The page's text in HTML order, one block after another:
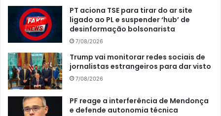
PT aciona TSE para tirar do ar site
ligado ao PL e suspender ‘hub’ de
desinformação bolsonarista
7/08/2026
Trump vai monitorar redes sociais de
jornalistas estrangeiros para dar visto
7/08/2026
PF reage a interferência de Mendonça
e defende autonomia técnica